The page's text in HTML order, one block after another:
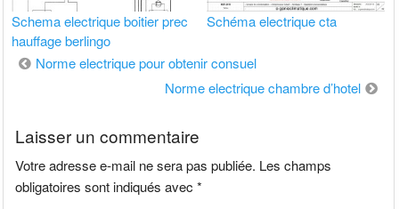
Schema electrique boitier prec
hauffage berlingo
Schéma electrique cta
Navigation
Norme electrique pour obtenir consuel
Norme electrique chambre d’hotel
Laisser un commentaire
Votre adresse e-mail ne sera pas publiée. Les champs
obligatoires sont indiqués avec*